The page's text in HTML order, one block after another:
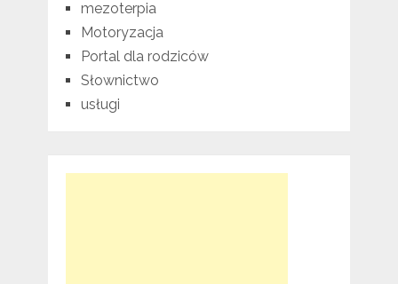
mezoterpia
Motoryzacja
Portal dla rodziców
Słownictwo
usługi